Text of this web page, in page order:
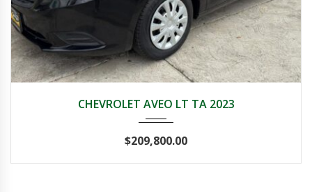
CHEVROLET AVEO LT TA 2023
$209,800.00